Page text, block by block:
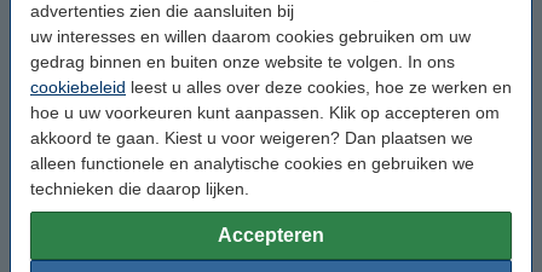
advertenties zien die aansluiten bij
uw interesses en willen daarom cookies gebruiken om uw
gedrag binnen en buiten onze website te volgen. In ons
cookiebeleid leest u alles over deze cookies, hoe ze werken en
hoe u uw voorkeuren kunt aanpassen. Klik op accepteren om
akkoord te gaan. Kiest u voor weigeren? Dan plaatsen we
alleen functionele en analytische cookies en gebruiken we
technieken die daarop lijken.
Accepteren
Kladblokken
123inkt notitieblokken en schriften
Aurora notitieblokken en schriften
Moleskine notitieblokken en schriften
Oxford notitieblokken en schriften